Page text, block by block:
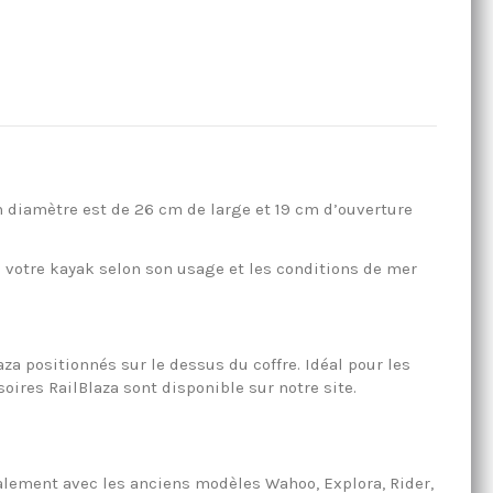
est de 26 cm de large et 19 cm d’ouverture
kayak selon son usage et les conditions de mer
positionnés sur le dessus du coffre. Idéal pour les
RailBlaza sont disponible sur notre site.
avec les anciens modèles Wahoo, Explora, Rider,